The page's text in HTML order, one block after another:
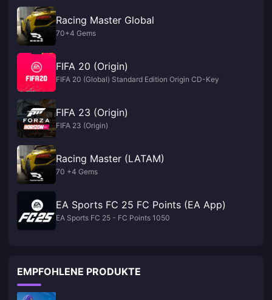
Racing Master Global
70+4 Gems
FIFA 20 (Origin)
FIFA 20 (Global) Standard Edition Origin CD-Key
FIFA 23 (Origin)
FIFA 23 (Origin)
Racing Master (LATAM)
70 +4 Gems
EA Sports FC 25 FC Points (EA App)
EA Sports FC 25 - FC Points 1050
EMPFOHLENE PRODUKTE